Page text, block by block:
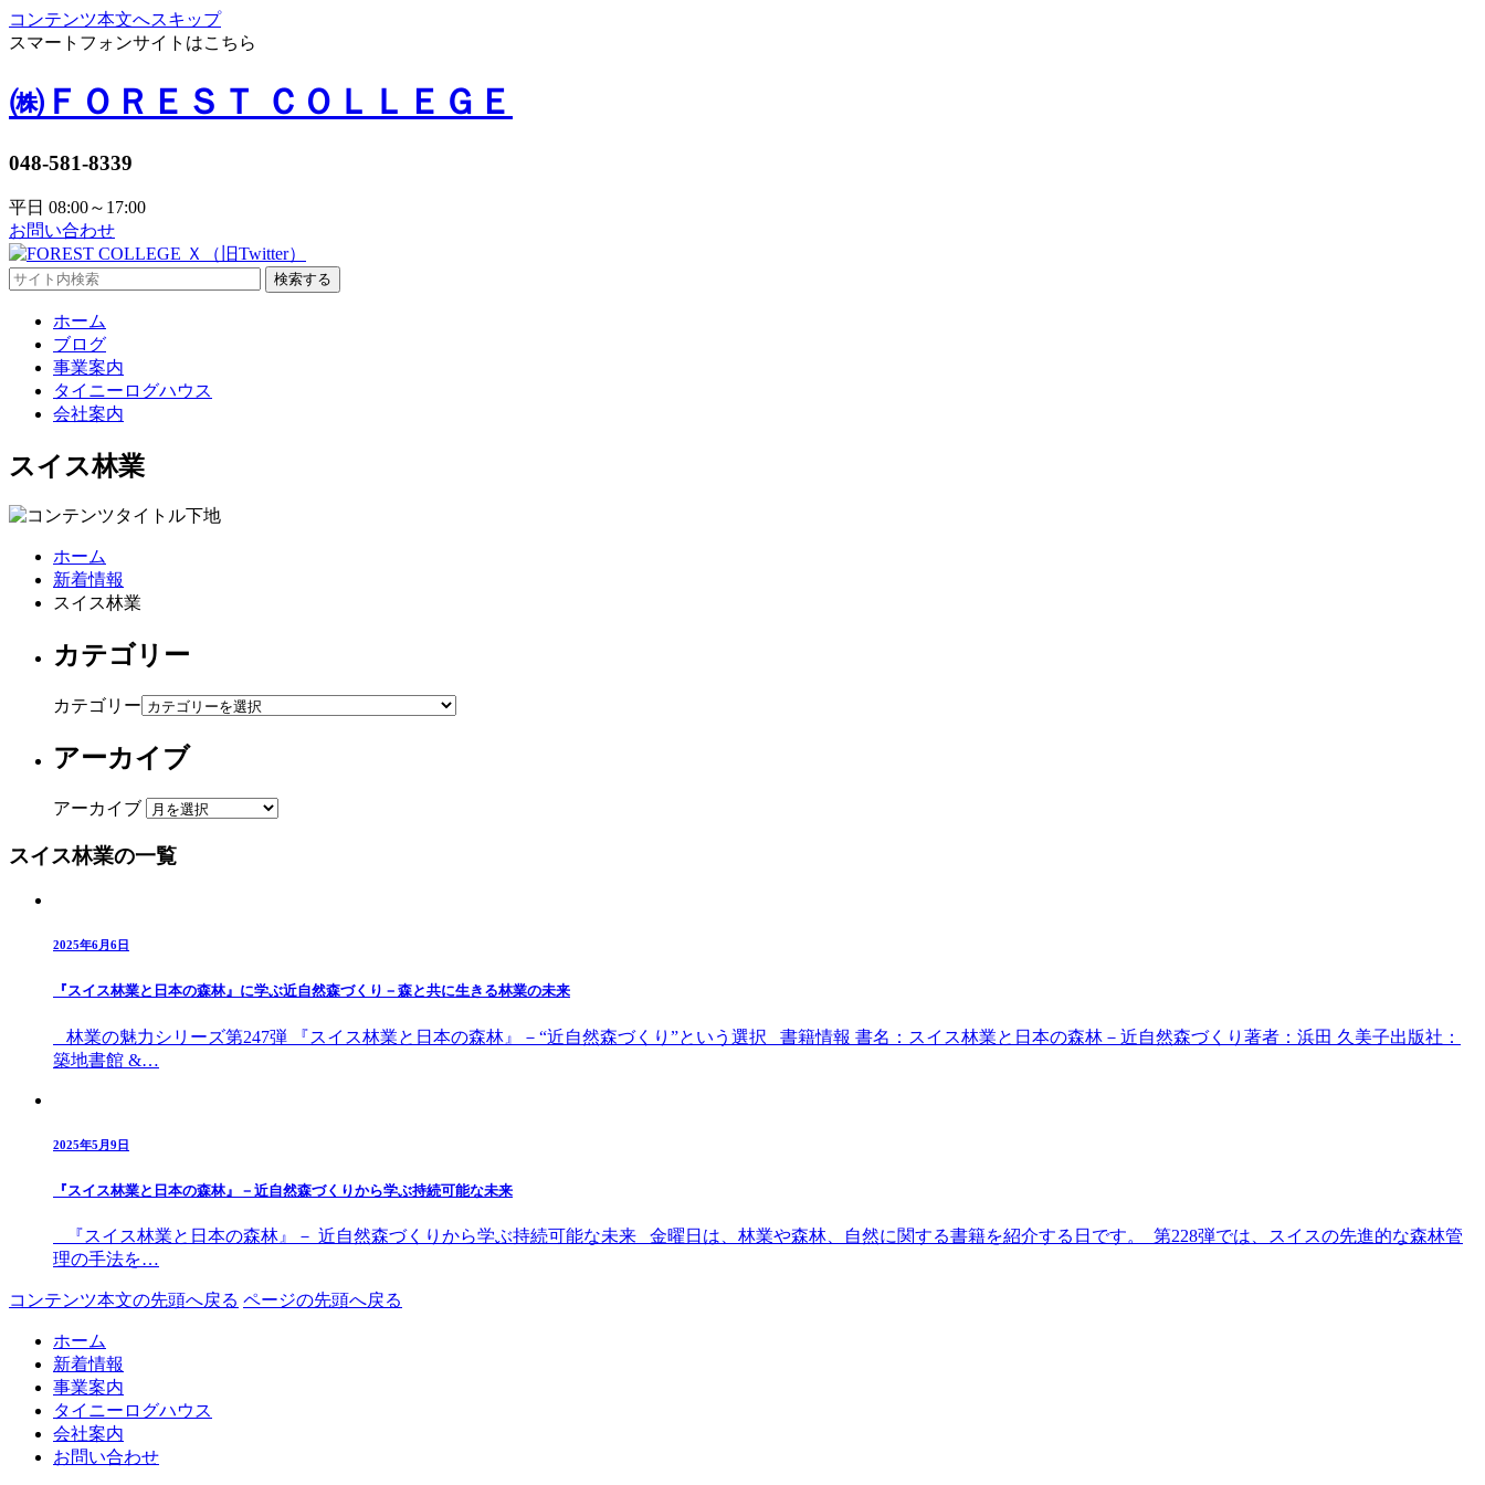
コンテンツ本文へスキップ
スマートフォンサイトはこちら
㈱ＦＯＲＥＳＴ ＣＯＬＬＥＧＥ
048-581-8339
平日 08:00～17:00
お問い合わせ
検索する
ホーム
ブログ
事業案内
タイニーログハウス
会社案内
スイス林業
ホーム
新着情報
スイス林業
カテゴリー
カテゴリー
アーカイブ
アーカイブ
スイス林業の一覧
2025年6月6日
『スイス林業と日本の森林』に学ぶ近自然森づくり－森と共に生きる林業の未来
林業の魅力シリーズ第247弾 『スイス林業と日本の森林』－“近自然森づくり”という選択 書籍情報 書名：スイス林業と日本の森林－近自然森づくり著者：浜田 久美子出版社：
築地書館 &…
2025年5月9日
『スイス林業と日本の森林』－近自然森づくりから学ぶ持続可能な未来
『スイス林業と日本の森林』－ 近自然森づくりから学ぶ持続可能な未来 金曜日は、林業や森林、自然に関する書籍を紹介する日です。 第228弾では、スイスの先進的な森林管
理の手法を…
コンテンツ本文の先頭へ戻る ページの先頭へ戻る
ホーム
新着情報
事業案内
タイニーログハウス
会社案内
お問い合わせ